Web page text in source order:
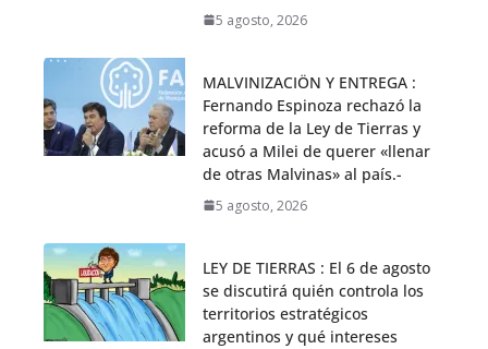
5 agosto, 2026
MALVINIZACIÖN Y ENTREGA :
Fernando Espinoza rechazó la
reforma de la Ley de Tierras y
acusó a Milei de querer «llenar
de otras Malvinas» al país.-
5 agosto, 2026
LEY DE TIERRAS : El 6 de agosto
se discutirá quién controla los
territorios estratégicos
argentinos y qué intereses